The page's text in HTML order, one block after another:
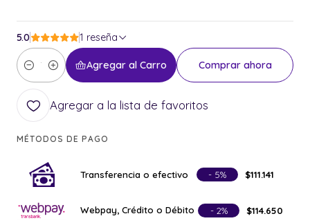
5.0 1 reseña
Cantidad
Agregar al Carro Comprar ahora
Agregar a la lista de favoritos
MÉTODOS DE PAGO
Transferencia o efectivo - 5% $111.141
Webpay, Crédito o Débito - 2% $114.650